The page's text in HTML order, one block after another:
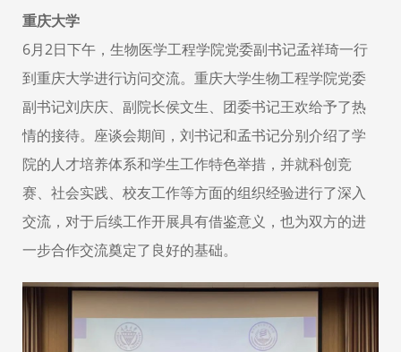
重庆大学
6月2日下午，生物医学工程学院党委副书记孟祥琦一行
到重庆大学进行访问交流。重庆大学生物工程学院党委
副书记刘庆庆、副院长侯文生、团委书记王欢给予了热
情的接待。座谈会期间，刘书记和孟书记分别介绍了学
院的人才培养体系和学生工作特色举措，并就科创竞
赛、社会实践、校友工作等方面的组织经验进行了深入
交流，对于后续工作开展具有借鉴意义，也为双方的进
一步合作交流奠定了良好的基础。